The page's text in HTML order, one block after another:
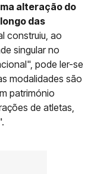
alteração do
das
construiu, ao
singular no
pode ler-se
modalidades são
património
de atletas,